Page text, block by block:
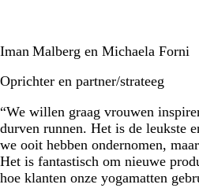
Iman Malberg en Michaela Forni
Oprichter en partner/strateeg
“We willen graag vrouwen
durven runnen. Het is de leukste
we ooit hebben ondernomen,
Het is fantastisch om nieuwe
hoe klanten onze yogamatten